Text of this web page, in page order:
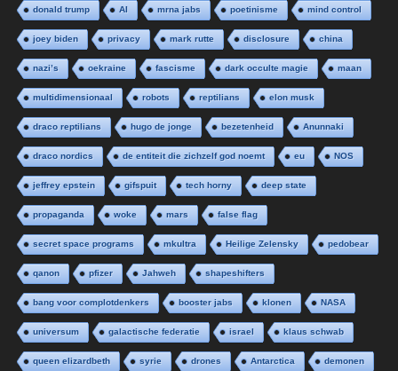
donald trump AI mrna jabs poetinisme mind control
joey biden privacy mark rutte disclosure china
nazi’s oekraine fascisme dark occulte magie maan
multidimensionaal robots reptilians elon musk
draco reptilians hugo de jonge bezetenheid Anunnaki
draco nordics de entiteit die zichzelf god noemt eu NOS
jeffrey epstein gifspuit tech horny deep state
propaganda woke mars false flag
secret space programs mkultra Heilige Zelensky pedobear
qanon pfizer Jahweh shapeshifters
bang voor complotdenkers booster jabs klonen NASA
universum galactische federatie israel klaus schwab
queen elizardbeth syrie drones Antarctica demonen